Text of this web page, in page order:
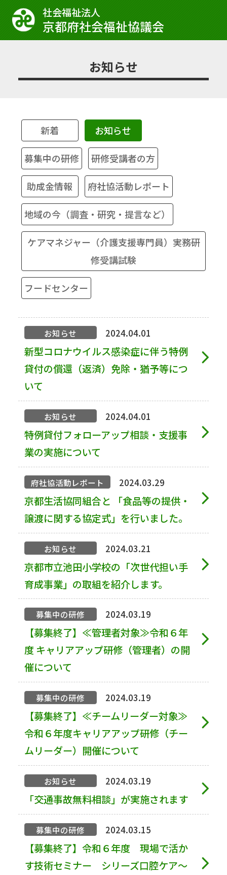
社会福祉法⼈
京都府社会福祉協議会
お知らせ
新着 お知らせ
募集中の研修 研修受講者の方
助成金情報 府社協活動レポート
地域の今（調査・研究・提言など）
ケアマネジャー（介護支援専門員）実務研
修受講試験
フードセンター
お知らせ 2024.04.01
新型コロナウイルス感染症に伴う特例
貸付の償還（返済）免除・猶予等につ
いて
お知らせ 2024.04.01
特例貸付フォローアップ相談・支援事
業の実施について
府社協活動レポート 2024.03.29
京都生活協同組合と 「食品等の提供・
譲渡に関する協定式」を行いました。
お知らせ 2024.03.21
京都市立池田小学校の「次世代担い手
育成事業」の取組を紹介します。
募集中の研修 2024.03.19
【募集終了】≪管理者対象≫令和６年
度 キャリアアップ研修（管理者）の開
催について
募集中の研修 2024.03.19
【募集終了】≪チームリーダー対象≫
令和６年度キャリアアップ研修（チー
ムリーダー）開催について
お知らせ 2024.03.19
「交通事故無料相談」が実施されます
募集中の研修 2024.03.15
【募集終了】令和６年度 現場で活か
す技術セミナー シリーズ口腔ケア～